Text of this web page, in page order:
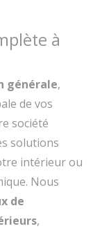
à
générale,
de vos
société
solutions
intérieur ou
Nous
de
,